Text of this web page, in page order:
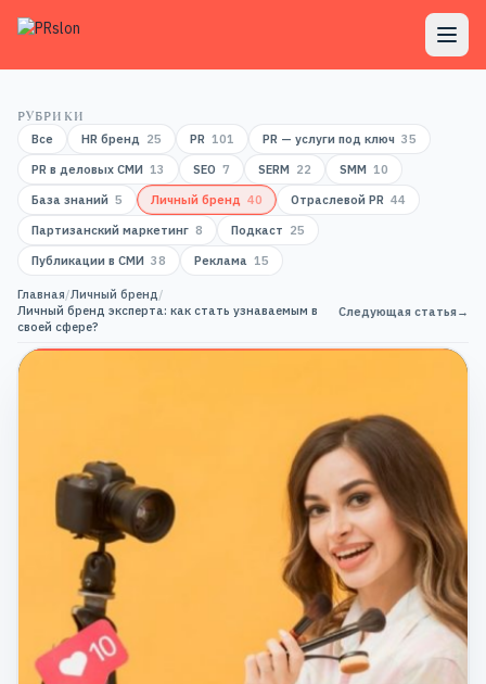
РУБРИКИ
Все
HR бренд 25 PR 101 PR — услуги под ключ 35
PR в деловых СМИ 13 SEO 7 SERM 22 SMM 10
База знаний 5 Личный бренд 40 Отраслевой PR 44
Партизанский маркетинг 8 Подкаст 25
Публикации в СМИ 38 Реклама 15
Главная/Личный бренд/
Личный бренд эксперта: как стать узнаваемым в
своей сфере?
Следующая статья→